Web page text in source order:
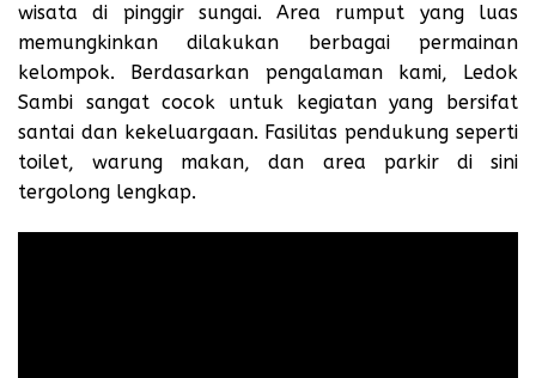
wisata di pinggir sungai. Area rumput yang luas
memungkinkan dilakukan berbagai permainan
kelompok. Berdasarkan pengalaman kami, Ledok
Sambi sangat cocok untuk kegiatan yang bersifat
santai dan kekeluargaan. Fasilitas pendukung seperti
toilet, warung makan, dan area parkir di sini
tergolong lengkap.